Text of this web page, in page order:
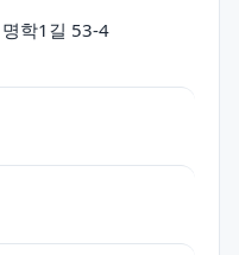
학1길 53-4